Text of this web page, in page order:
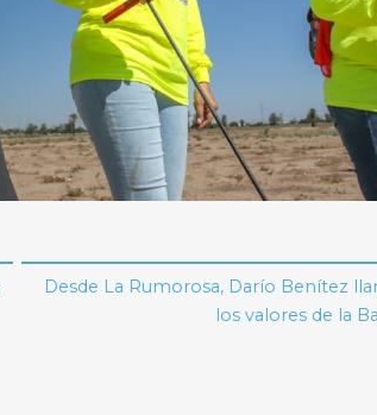
Desde La Rumorosa, Darío Benítez
los valores de la